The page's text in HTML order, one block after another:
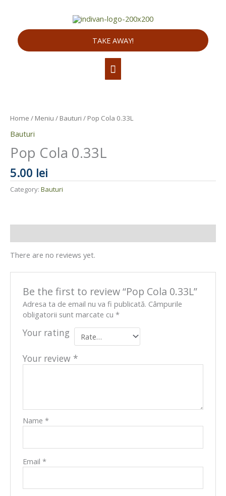
Main
TAKE AWAY!
Home / Meniu / Bauturi / Pop Cola 0.33L
Bauturi
Pop Cola 0.33L
5.00 lei
Category: Bauturi
There are no reviews yet.
Be the first to review “Pop Cola 0.33L”
Adresa ta de email nu va fi publicată. Câmpurile
obligatorii sunt marcate cu*
Your rating
Your review *
Name*
Email*